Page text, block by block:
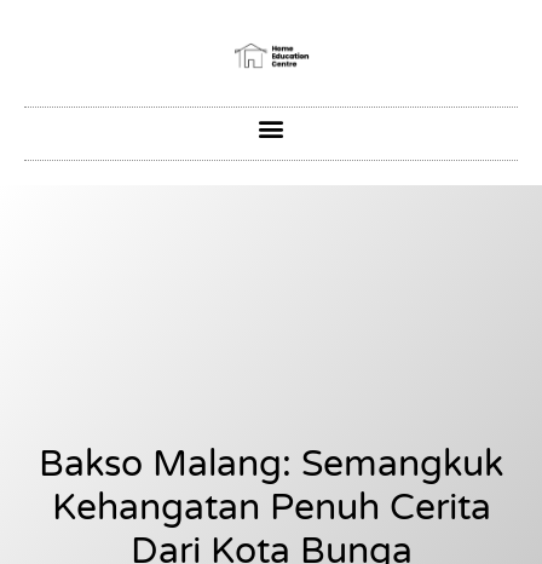
Bakso Malang: Semangkuk
Kehangatan Penuh Cerita
Dari Kota Bunga